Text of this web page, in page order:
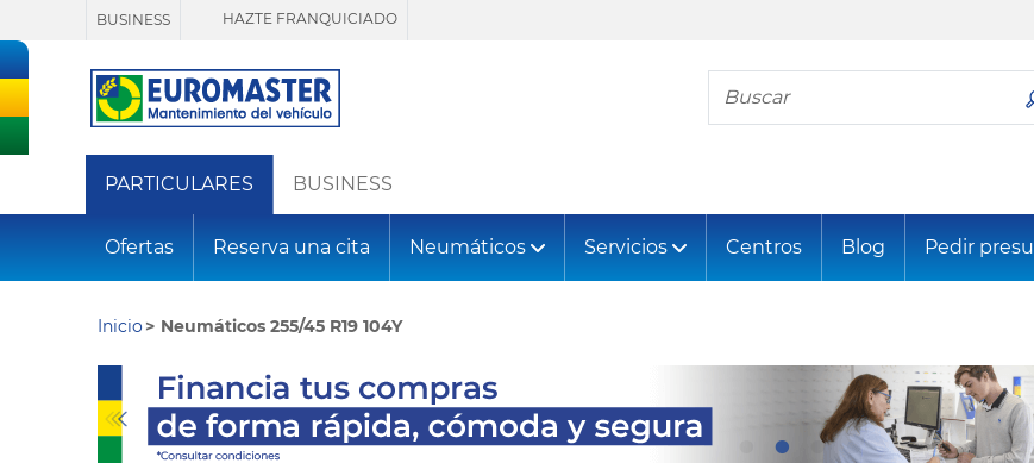
BUSINESS HAZTE FRANQUICIADO
Busca tu neumático
PARTICULARES BUSINESS
Ofertas Reserva una cita Neumáticos Servicios Centros Blog Pedir
Inicio Neumáticos 255/45 R19 104Y